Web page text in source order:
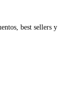
best sellers y